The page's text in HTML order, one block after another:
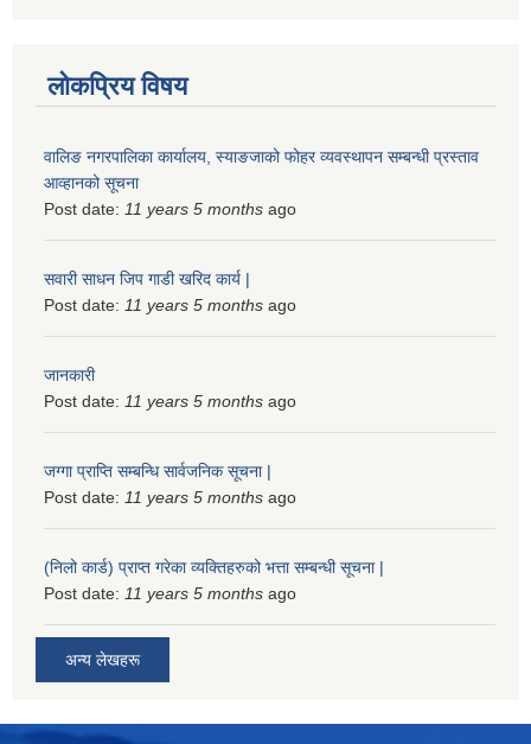
लोकप्रिय विषय
वालिङ नगरपालिका कार्यालय, स्याङजाको फोहर व्यवस्थापन सम्बन्धी प्रस्ताव
आव्हानको सूचना
Post date: 11 years 5 months ago
सवारी साधन जिप गाडी खरिद कार्य |
Post date: 11 years 5 months ago
जानकारी
Post date: 11 years 5 months ago
जग्गा प्राप्ति सम्बन्धि सार्वजनिक सूचना |
Post date: 11 years 5 months ago
(निलो कार्ड) प्राप्त गरेका व्यक्तिहरुको भत्ता सम्बन्धी सूचना |
Post date: 11 years 5 months ago
अन्य लेखहरू